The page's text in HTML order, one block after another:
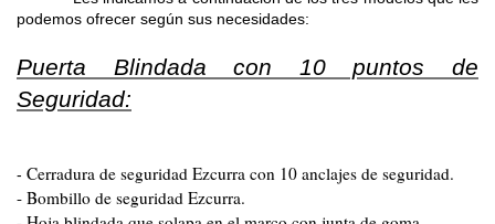
podemos ofrecer según sus necesidades:
Puerta Blindada con 10 puntos de
Seguridad:
- Cerradura de seguridad Ezcurra con 10 anclajes de seguridad.
- Bombillo de seguridad Ezcurra.